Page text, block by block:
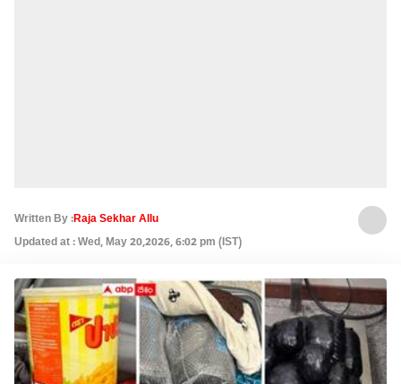
Written By :Raja Sekhar Allu
Updated at : Wed, May 20,2026, 6:02 pm (IST)